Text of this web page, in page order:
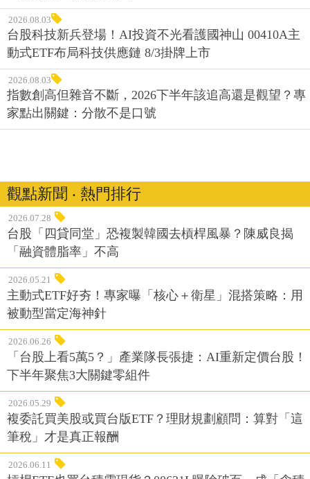
2026.08.03
台股科技新兵登場！AI投資不光看護國神山 00410A主
動式ETF布局科技供應鏈 8/3掛牌上市
2026.08.03
指數創高但雜音不斷，2026下半年該追高還是觀望？專
家點出關鍵：分散不是口號
觀點新聞 ‧ 熱門排行
2026.07.28
台股「四貸同堂」恐複製韓國去槓桿風暴？陳威良揭
「融資體脂率」不高
2026.05.21
主動式ETF好夯！專家曝「核心＋衛星」混搭策略：用
被動型當定海神針
2026.06.26
「台股上看5萬5？」產業隊長張捷：AI重新定價台股！
下半年聚焦3大關鍵零組件
2026.05.29
複委託買美股或買台版ETF？理財規劃顧問：算對「這
筆稅」才是真正報酬
2026.06.11